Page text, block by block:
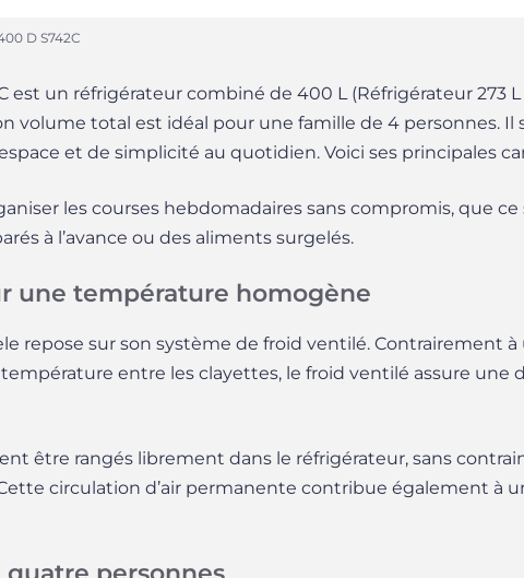
D S742C
est un réfrigérateur combiné de 400 L (Réfrigérateur 273 L
volume total est idéal pour une famille de 4 personnes. Il
et de simplicité au quotidien. Voici ses principales
les courses hebdomadaires sans compromis, que
à l’avance ou des aliments surgelés.
une température homogène
repose sur son système de froid ventilé. Contrairement
entre les clayettes, le froid ventilé assure une
être rangés librement dans le réfrigérateur, sans
circulation d’air permanente contribue également à